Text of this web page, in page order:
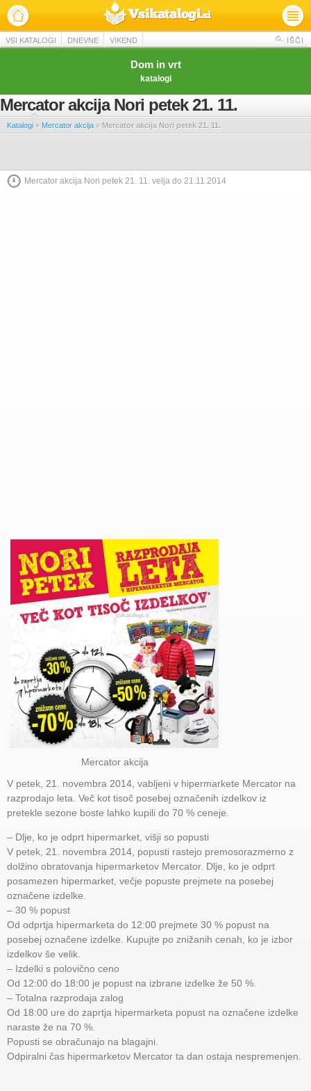
VSI KATALOGI DNEVNE VIKEND IŠČI
Dom in vrt
katalogi
Mercator akcija Nori petek 21. 11.
Katalogi » Mercator akcija » Mercator akcija Nori petek 21. 11.
Mercator akcija Nori petek 21. 11. velja do 21.11.2014
Mercator akcija
V petek, 21. novembra 2014, vabljeni v hipermarkete Mercator na
razprodajo leta. Več kot tisoč posebej označenih izdelkov iz
pretekle sezone boste lahko kupili do 70 % ceneje.
– Dlje, ko je odprt hipermarket, višji so popusti
V petek, 21. novembra 2014, popusti rastejo premosorazmerno z
dolžino obratovanja hipermarketov Mercator. Dlje, ko je odprt
posamezen hipermarket, večje popuste prejmete na posebej
označene izdelke.
– 30 % popust
Od odprtja hipermarketa do 12:00 prejmete 30 % popust na
posebej označene izdelke. Kupujte po znižanih cenah, ko je izbor
izdelkov še velik.
– Izdelki s polovično ceno
Od 12:00 do 18:00 je popust na izbrane izdelke že 50 %.
– Totalna razprodaja zalog
Od 18:00 ure do zaprtja hipermarketa popust na označene izdelke
naraste že na 70 %.
Popusti se obračunajo na blagajni.
Odpiralni čas hipermarketov Mercator ta dan ostaja nespremenjen.